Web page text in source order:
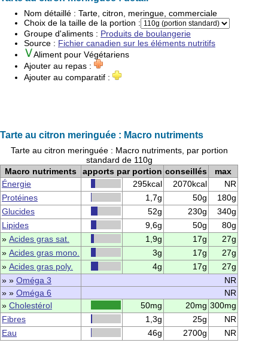
Nom détaillé : Tarte, citron, meringue, commerciale
Choix de la taille de la portion :
Groupe d'aliments : Produits de boulangerie
Source : Fichier canadien sur les éléments nutritifs
Aliment pour Végétariens
Ajouter au repas :
Ajouter au comparatif :
Tarte au citron meringuée : Macro nutriments
Tarte au citron meringuée : Macro nutriments, par portion
standard de 110g
Macro nutriments
apports par portion conseillés
max
Énergie
295kcal 2070kcal
NR
Protéines
1,7g 50g
180g
Glucides
52g 230g
340g
Lipides
9,6g 50g
80g
» Acides gras sat. 1,9g 17g
27g
» Acides gras mono. 3g 17g
27g
» Acides gras poly. 4g 17g
27g
» » Oméga 3
NR
» » Oméga 6
NR
» Cholestérol 50mg 20mg 300mg
Fibres
1,3g 25g
NR
Eau
46g 2700g NR